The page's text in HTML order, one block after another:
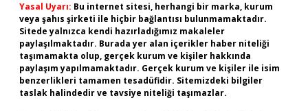
Yasal Uyarı: Bu internet sitesi, herhangi bir marka, kurum
veya şahıs şirketi ile hiçbir bağlantısı bulunmamaktadır.
Sitede yalnızca kendi hazırladığımız makaleler
paylaşılmaktadır. Burada yer alan içerikler haber niteliği
taşımamakta olup, gerçek kurum ve kişiler hakkında
paylaşım yapılmamaktadır. Gerçek kurum ve kişiler ile isim
benzerlikleri tamamen tesadüfidir. Sitemizdeki bilgiler
taslak halindedir ve tavsiye niteliği taşımazlar.